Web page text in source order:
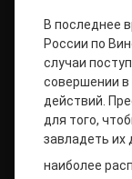
В последнее
России по
случаи
совершении
действий.
для того,
завладеть
наиболее